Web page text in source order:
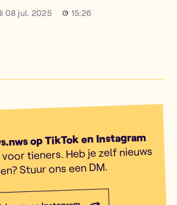
08 jul. 2025 15:26
op TikTok en Instagram
tieners. Heb je zelf nieuws
Stuur ons een DM.